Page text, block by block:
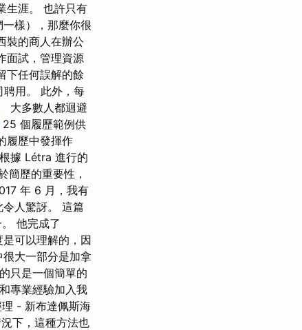
生涯。 也許只有
樣），那麼你很
裝的商人在辦公
面試，管理資源
下任何誤解的餘
用。 此外，每
大多數人都迴避
25 個履歷範例供
履歷中發揮作
據 Létra 進行的
簡歷的重要性，
年 6 月，我有
人驚訝。 這篇
他完成了
可以理解的，因
大一部分是加拿
只是一個簡單的
專業經驗加入我
- 新布達佩斯海
下，這種方法也